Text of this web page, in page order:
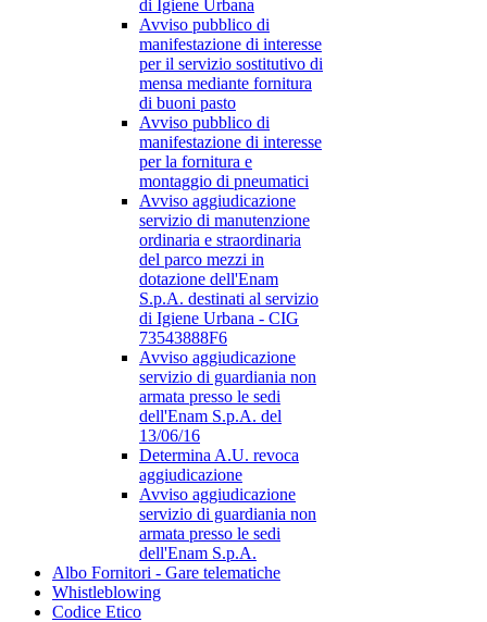
di Igiene Urbana
Avviso pubblico di
manifestazione di interesse
per il servizio sostitutivo di
mensa mediante fornitura
di buoni pasto
Avviso pubblico di
manifestazione di interesse
per la fornitura e
montaggio di pneumatici
Avviso aggiudicazione
servizio di manutenzione
ordinaria e straordinaria
del parco mezzi in
dotazione dell'Enam
S.p.A. destinati al servizio
di Igiene Urbana - CIG
73543888F6
Avviso aggiudicazione
servizio di guardiania non
armata presso le sedi
dell'Enam S.p.A. del
13/06/16
Determina A.U. revoca
aggiudicazione
Avviso aggiudicazione
servizio di guardiania non
armata presso le sedi
dell'Enam S.p.A.
Albo Fornitori - Gare telematiche
Whistleblowing
Codice Etico